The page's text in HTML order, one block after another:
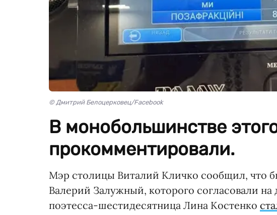
© Дмитрий Белоцерковец/Facebook
В монобольшинстве
прокомментировали.
Мэр столицы Виталий Кличко сообщил, что
Валерий Залужный, которого согласовали
поэтесса-шестидесятница Лина Костенко